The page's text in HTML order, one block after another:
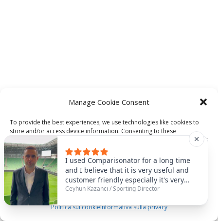
Manage Cookie Consent
To provide the best experiences, we use technologies like cookies to
store and/or access device information. Consenting to these
technologies will allow us to process data such as browsing behavior or
unique IDs on this site. Not consenting or withdrawing consent, may
adversely affect certain features and functions.
Accept
Politica sui cookieInformativa sulla privacy
I used Comparisonator for a long time
and I believe that it is very useful and
customer friendly especially it's very
useful to find some similar players that
Abubakar as number nine and it was
Ceyhun Kazancı /Sporting Director